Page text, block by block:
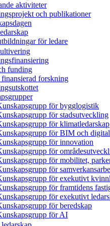
aktiviteter
och publikationer
för ledare
funding
forskning
för bygglogistik
för stadsutveckling
för klimatledarskap
för BIM och
för innovation
för
för mobilitet,
för
för exekutivt
för framtidens
för exekutivt
för beredskap
för AI